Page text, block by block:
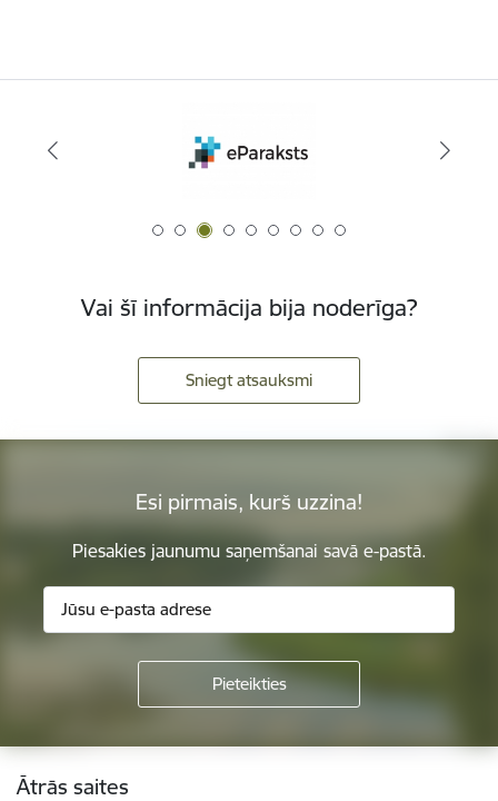
Vai šī informācija bija noderīga?
Sniegt atsauksmi
Esi pirmais, kurš uzzina!
Piesakies jaunumu saņemšanai savā e-pastā.
Kājene
Ātrās saites